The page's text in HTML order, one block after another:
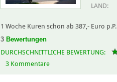
LAND:
1 Woche Kuren schon ab 387,- Euro
3 Bewertungen
DURCHSCHNITTLICHE BEWERTUNG:
3 Kommentare